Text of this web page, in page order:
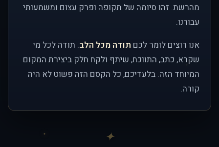
מהרשת. זהו סיומה של תקופה ופרק עצום ומשמעותי
עבורנו.
אנו רוצים לומר לכם תודה מכל הלב. תודה לכל מי
שקרא, כתב, התווכח, שיתף ולקח חלק ביצירת המקום
המיוחד הזה. בלעדיכם, כל הקסם הזה פשוט לא היה
קורה.